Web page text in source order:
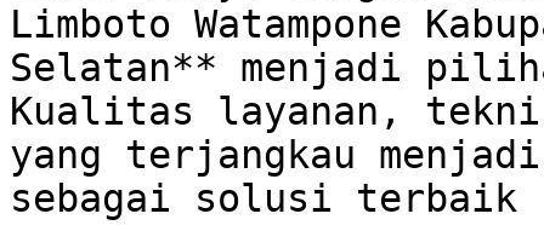
Limboto Watampone
Selatan** menjadi
Kualitas layanan,
yang terjangkau
sebagai solusi terbaik